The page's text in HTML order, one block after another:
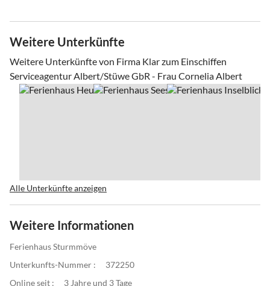
Weitere Unterkünfte
Weitere Unterkünfte von Firma Klar zum Einschiffen
Serviceagentur Albert/Stüwe GbR - Frau Cornelia Albert
Alle Unterkünfte anzeigen
Weitere Informationen
Ferienhaus Sturmmöve
Unterkunfts-Nummer :
372250
Online seit :
3 Jahre und 3 Tage